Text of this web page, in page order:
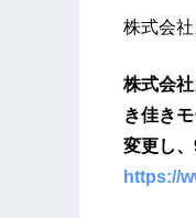
株式会
株式会
き佳き
変更し、
https://